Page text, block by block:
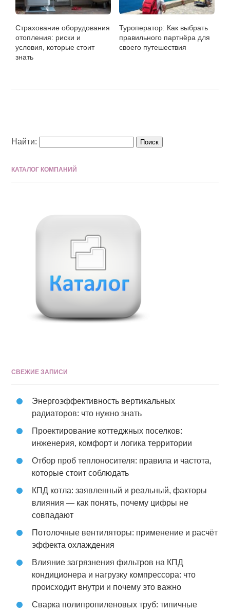
Страхование оборудования
отопления: риски и
условия, которые стоит
знать
Туроператор: Как выбрать
правильного партнёра для
своего путешествия
Найти:
КАТАЛОГ КОМПАНИЙ
СВЕЖИЕ ЗАПИСИ
Энергоэффективность вертикальных
радиаторов: что нужно знать
Проектирование коттеджных поселков:
инженерия, комфорт и логика территории
Отбор проб теплоносителя: правила и частота,
которые стоит соблюдать
КПД котла: заявленный и реальный, факторы
влияния — как понять, почему цифры не
совпадают
Потолочные вентиляторы: применение и расчёт
эффекта охлаждения
Влияние загрязнения фильтров на КПД
кондиционера и нагрузку компрессора: что
происходит внутри и почему это важно
Сварка полипропиленовых труб: типичные